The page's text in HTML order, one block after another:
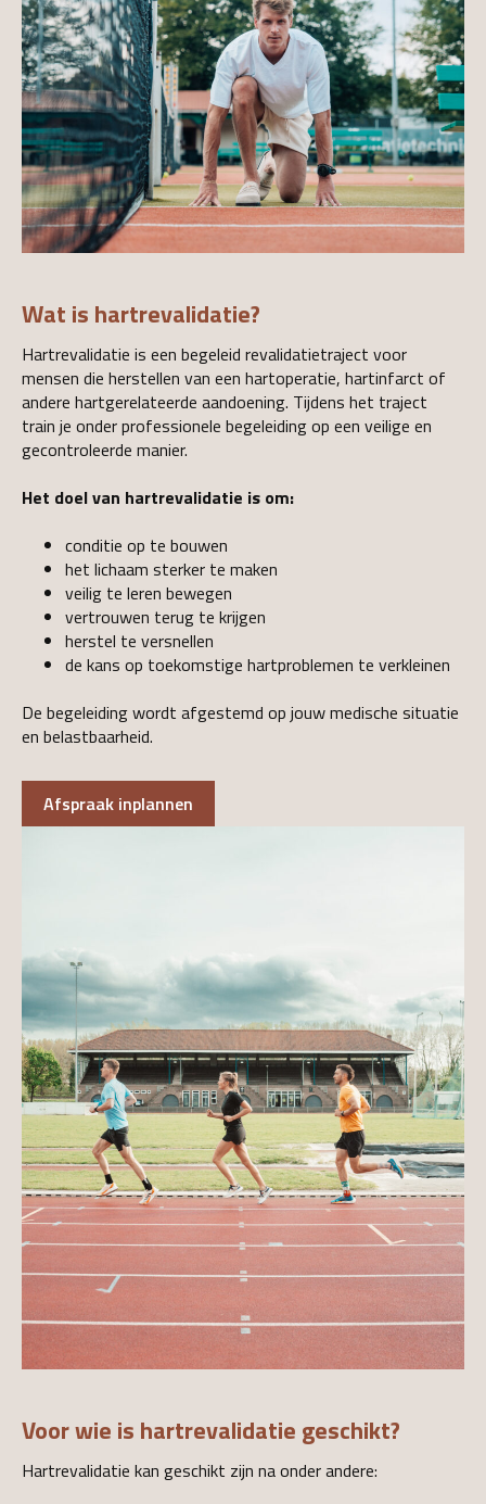
Wat is hartrevalidatie?
Hartrevalidatie is een begeleid revalidatietraject voor
mensen die herstellen van een hartoperatie, hartinfarct of
andere hartgerelateerde aandoening. Tijdens het traject
train je onder professionele begeleiding op een veilige en
gecontroleerde manier.
Het doel van hartrevalidatie is om:
conditie op te bouwen
het lichaam sterker te maken
veilig te leren bewegen
vertrouwen terug te krijgen
herstel te versnellen
de kans op toekomstige hartproblemen te verkleinen
De begeleiding wordt afgestemd op jouw medische situatie
en belastbaarheid.
Afspraak inplannen
Voor wie is hartrevalidatie geschikt?
Hartrevalidatie kan geschikt zijn na onder andere: